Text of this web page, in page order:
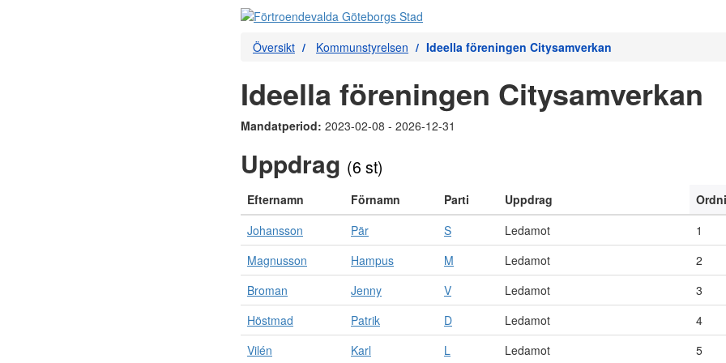
Översikt Kommunstyrelsen Ideella föreningen Citysamverkan
Ideella föreningen Citysamverkan
Mandatperiod: 2023-02-08 - 2026-12-31
Uppdrag (6 st)
Efternamn Förnamn Parti Uppdrag
Johansson
Pär S Ledamot
1
Magnusson
Hampus M Ledamot
2
Broman
Jenny V Ledamot
3
Höstmad
Patrik D Ledamot
4
Vilén
Karl L Ledamot
5